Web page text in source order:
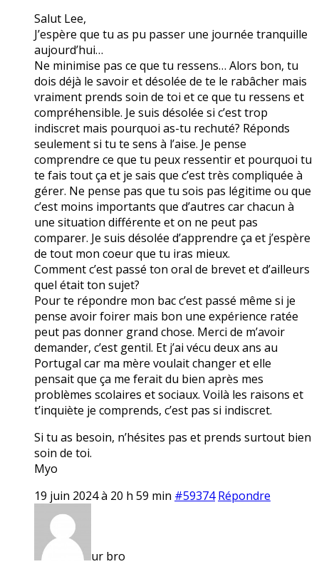
Salut Lee,
J’espère que tu as pu passer une journée tranquille
aujourd’hui…
Ne minimise pas ce que tu ressens… Alors bon, tu
dois déjà le savoir et désolée de te le rabâcher mais
vraiment prends soin de toi et ce que tu ressens et
compréhensible. Je suis désolée si c’est trop
indiscret mais pourquoi as-tu rechuté? Réponds
seulement si tu te sens à l’aise. Je pense
comprendre ce que tu peux ressentir et pourquoi tu
te fais tout ça et je sais que c’est très compliquée à
gérer. Ne pense pas que tu sois pas légitime ou que
c’est moins importants que d’autres car chacun à
une situation différente et on ne peut pas
comparer. Je suis désolée d’apprendre ça et j’espère
de tout mon coeur que tu iras mieux.
Comment c’est passé ton oral de brevet et d’ailleurs
quel était ton sujet?
Pour te répondre mon bac c’est passé même si je
pense avoir foirer mais bon une expérience ratée
peut pas donner grand chose. Merci de m’avoir
demander, c’est gentil. Et j’ai vécu deux ans au
Portugal car ma mère voulait changer et elle
pensait que ça me ferait du bien après mes
problèmes scolaires et sociaux. Voilà les raisons et
t’inquiète je comprends, c’est pas si indiscret.
Si tu as besoin, n’hésites pas et prends surtout bien
soin de toi.
Myo
19 juin 2024 à 20 h 59 min #59374 Répondre
ur bro